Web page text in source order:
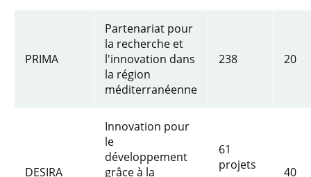
PRIMA
Partenariat pour
la recherche et
l'innovation dans
la région
méditerranéenne
238 20
DESIRA
Innovation pour
le
développement
grâce à la
61
projets
40